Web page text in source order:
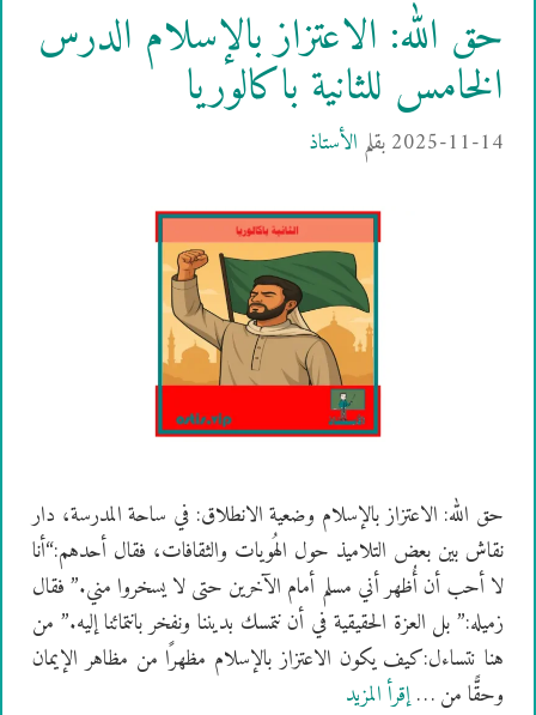
حق الله: الاعتزاز بالإسلام الدرس
الخامس للثانية باكالوريا
2025-11-14بقلم الأستاذ
حق الله: الاعتزاز بالإسلام وضعية الانطلاق: في ساحة المدرسة، دار
نقاش بين بعض التلاميذ حول الهُويات والثقافات، فقال أحدهم:“أنا
لا أحب أن أُظهر أني مسلم أمام الآخرين حتى لا يسخروا مني.” فقال
زميله:” بل العزة الحقيقية في أن نتمسك بديننا ونفخر بانتمائنا إليه.” من
هنا نتساءل:كيف يكون الاعتزاز بالإسلام مظهرًا من مظاهر الإيمان
وحقًّا من …إقرأ المزيد